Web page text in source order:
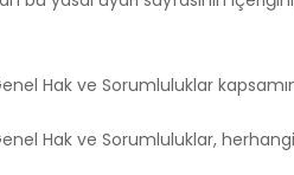
Hak ve Sorumluluklar
Hak ve Sorumluluklar,